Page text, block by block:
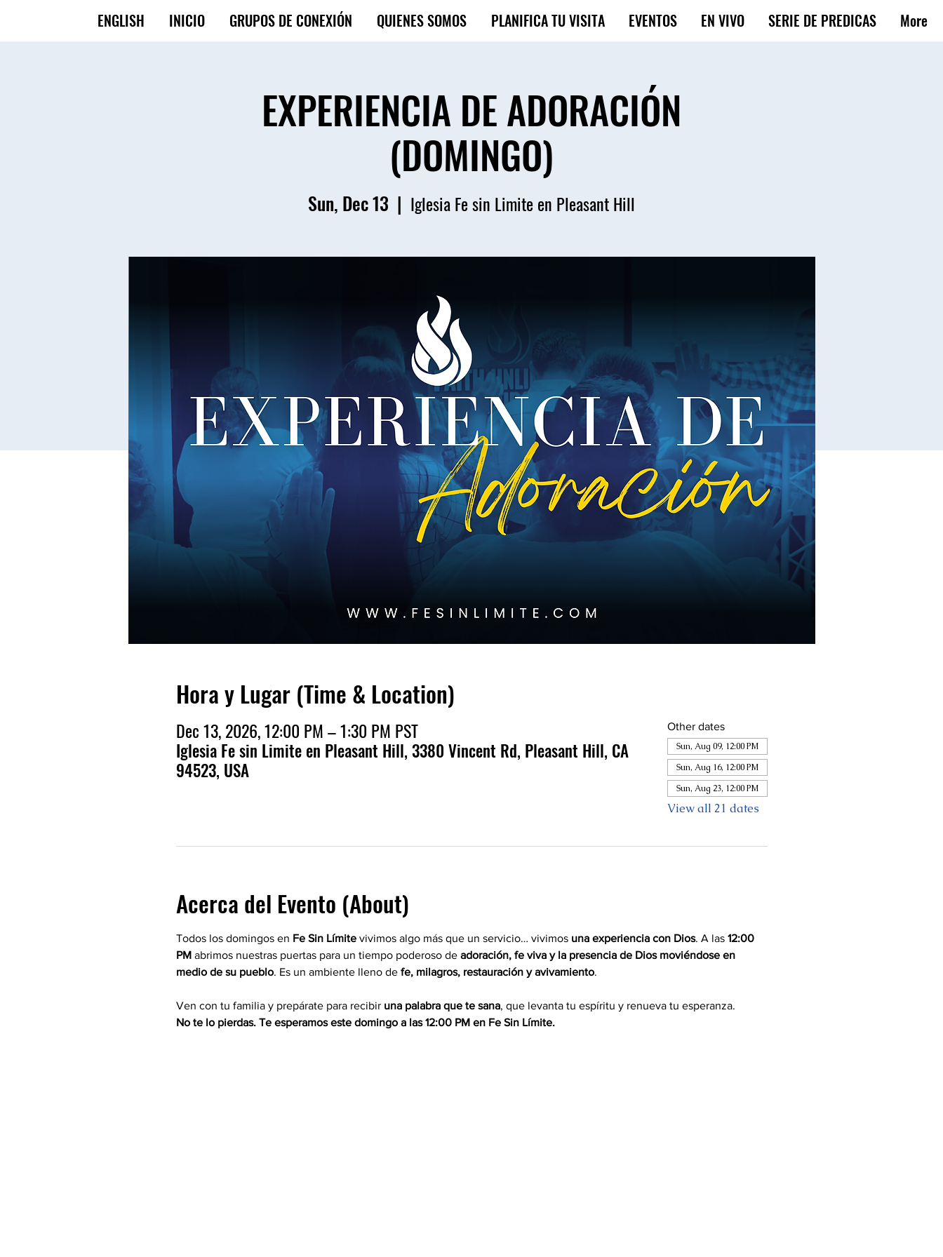
ENGLISH INICIO GRUPOS DE CONEXIÓN QUIENES SOMOS PLANIFICA TU VISITA EVENTOS EN VIVO SERIE DE PREDICAS More
EXPERIENCIA DE ADORACIÓN
(DOMINGO)
Sun, Dec 13
  |
Iglesia Fe sin Limite en Pleasant Hill
Hora y Lugar (Time & Location)
Dec 13, 2026, 12:00 PM – 1:30 PM PST
Iglesia Fe sin Limite en Pleasant Hill, 3380 Vincent Rd, Pleasant Hill, CA
94523, USA
Other dates
Sun, Aug 09, 12:00 PM
Sun, Aug 16, 12:00 PM
Sun, Aug 23, 12:00 PM
View all 21 dates
Acerca del Evento (About)
Todos los domingos en Fe Sin Límite vivimos algo más que un servicio… vivimos una experiencia con Dios. A las 12:00
PM abrimos nuestras puertas para un tiempo poderoso de adoración, fe viva y la presencia de Dios moviéndose en
medio de su pueblo. Es un ambiente lleno de fe, milagros, restauración y avivamiento.
Ven con tu familia y prepárate para recibir una palabra que te sana, que levanta tu espíritu y renueva tu esperanza.
No te lo pierdas. Te esperamos este domingo a las 12:00 PM en Fe Sin Límite.